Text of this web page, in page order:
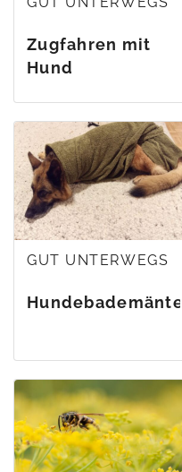
Zugfahren mit
Hund
GUT UNTERWEGS
Hundebademäntel